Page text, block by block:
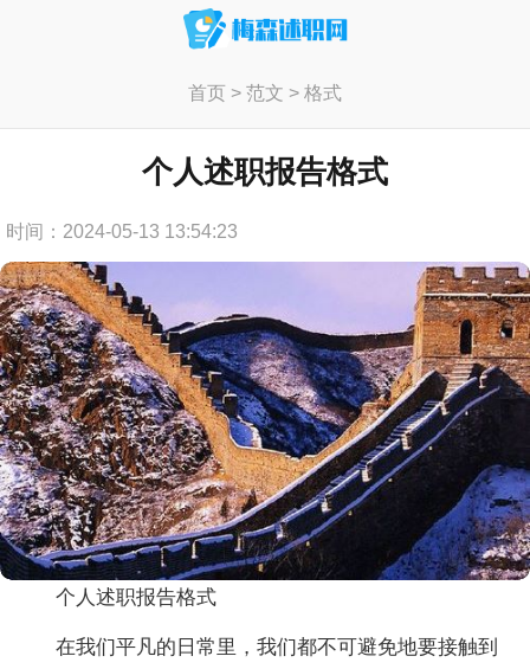
首页> 范文 > 格式
个人述职报告格式
时间：2024-05-13 13:54:23
个人述职报告格式
在我们平凡的日常里，我们都不可避免地要接触到